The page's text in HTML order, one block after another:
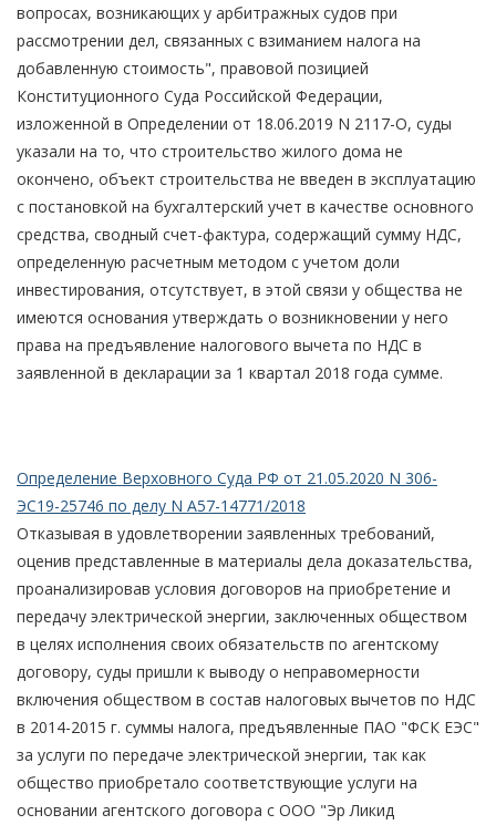
вопросах, возникающих у арбитражных судов при
рассмотрении дел, связанных с взиманием налога на
добавленную стоимость", правовой позицией
Конституционного Суда Российской Федерации,
изложенной в Определении от 18.06.2019 N 2117-О, суды
указали на то, что строительство жилого дома не
окончено, объект строительства не введен в эксплуатацию
с постановкой на бухгалтерский учет в качестве основного
средства, сводный счет-фактура, содержащий сумму НДС,
определенную расчетным методом с учетом доли
инвестирования, отсутствует, в этой связи у общества не
имеются основания утверждать о возникновении у него
права на предъявление налогового вычета по НДС в
заявленной в декларации за 1 квартал 2018 года сумме.
Определение Верховного Суда РФ от 21.05.2020 N 306-
ЭС19-25746 по делу N А57-14771/2018
Отказывая в удовлетворении заявленных требований,
оценив представленные в материалы дела доказательства,
проанализировав условия договоров на приобретение и
передачу электрической энергии, заключенных обществом
в целях исполнения своих обязательств по агентскому
договору, суды пришли к выводу о неправомерности
включения обществом в состав налоговых вычетов по НДС
в 2014-2015 г. суммы налога, предъявленные ПАО "ФСК ЕЭС"
за услуги по передаче электрической энергии, так как
общество приобретало соответствующие услуги на
основании агентского договора с ООО "Эр Ликид